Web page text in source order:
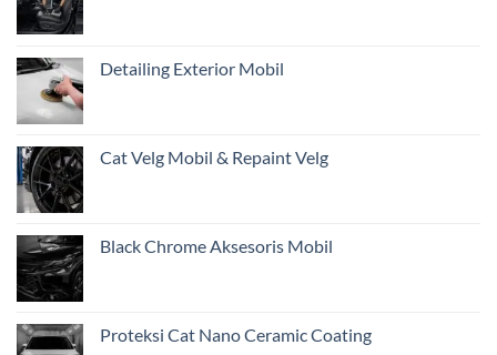
dari
Detailing Exterior Mobil
Cat Velg Mobil & Repaint Velg
Black Chrome Aksesoris Mobil
Proteksi Cat Nano Ceramic Coating